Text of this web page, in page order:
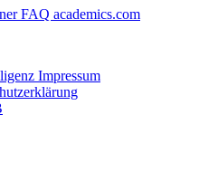
FAQ academics.com
Impressum